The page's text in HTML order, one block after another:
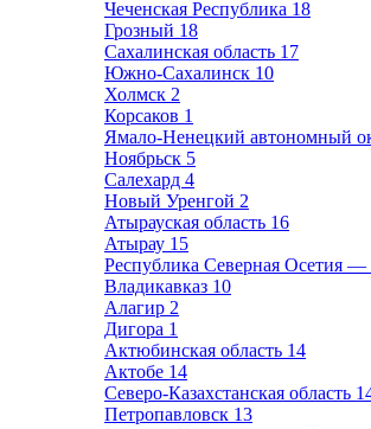
Чеченская Республика 18
Грозный 18
Сахалинская область 17
Южно-Сахалинск 10
Холмск 2
Корсаков 1
Ямало-Ненецкий автономный
Ноябрьск 5
Салехард 4
Новый Уренгой 2
Атырауская область 16
Атырау 15
Республика Северная Осетия
Владикавказ 10
Алагир 2
Дигора 1
Актюбинская область 14
Актобе 14
Северо-Казахстанская область
Петропавловск 13